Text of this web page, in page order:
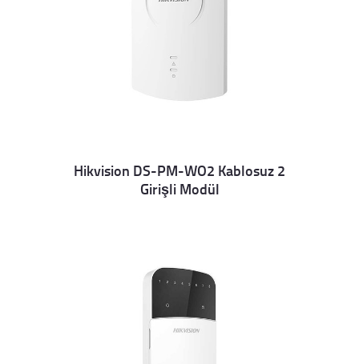
Hikvision DS-PM-WO2 Kablosuz 2
Girişli Modül